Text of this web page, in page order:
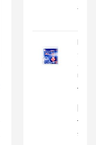
Khăn
giấy
ăn
rút
|
JP500X